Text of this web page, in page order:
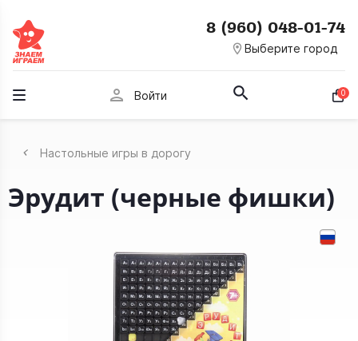
room Выберите город
8 (960) 048-01-74
person Войти 0
Настольные игры в дорогу
Эрудит (черные фишки)